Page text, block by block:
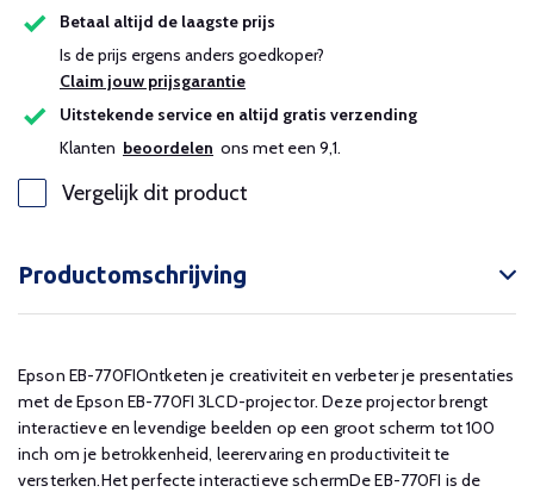
Betaal altijd de laagste prijs
Is de prijs ergens anders goedkoper?
Claim jouw prijsgarantie
Uitstekende service en altijd gratis verzending
Klanten beoordelen ons met een 9,1.
Vergelijk dit product
Productomschrijving
Epson EB-770FIOntketen je creativiteit en verbeter je presentaties
met de Epson EB-770FI 3LCD-projector. Deze projector brengt
interactieve en levendige beelden op een groot scherm tot 100
inch om je betrokkenheid, leerervaring en productiviteit te
versterken.Het perfecte interactieve schermDe EB-770FI is de